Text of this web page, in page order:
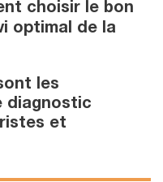
choisir le bon
optimal de la
les
diagnostic
et